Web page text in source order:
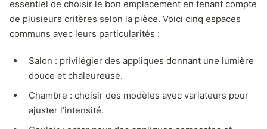
essentiel de choisir le bon emplacement en tenant compte
de plusieurs critères selon la pièce. Voici cinq espaces
communs avec leurs particularités :
Salon : privilégier des appliques donnant une lumière
douce et chaleureuse.
Chambre : choisir des modèles avec variateurs pour
ajuster l’intensité.